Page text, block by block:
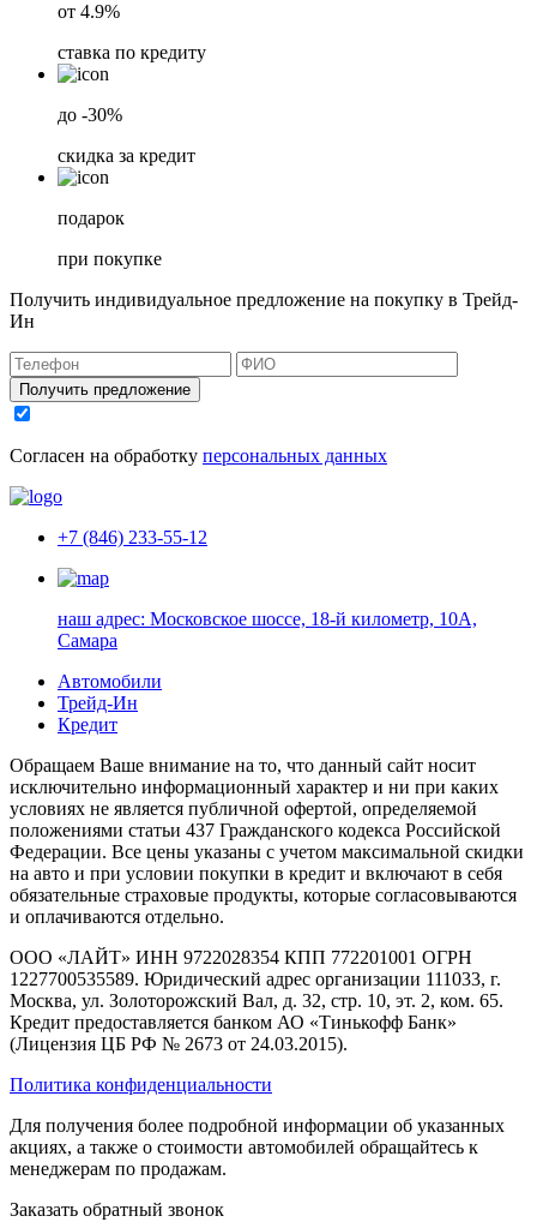
от 4.9%
ставка по кредиту
до -30%
скидка за кредит
подарок
при покупке
Получить индивидуальное предложение на покупку в Трейд-
Ин
Получить предложение
Согласен на обработку персональных данных
+7 (846) 233-55-12
наш адрес: Московское шоссе, 18-й километр, 10А,
Самара
Автомобили
Трейд-Ин
Кредит
Обращаем Ваше внимание на то, что данный сайт носит
исключительно информационный характер и ни при каких
условиях не является публичной офертой, определяемой
положениями статьи 437 Гражданского кодекса Российской
Федерации. Все цены указаны с учетом максимальной скидки
на авто и при условии покупки в кредит и включают в себя
обязательные страховые продукты, которые согласовываются
и оплачиваются отдельно.
ООО «ЛАЙТ» ИНН 9722028354 КПП 772201001 ОГРН
1227700535589. Юридический адрес организации 111033, г.
Москва, ул. Золоторожский Вал, д. 32, стр. 10, эт. 2, ком. 65.
Кредит предоставляется банком АО «Тинькофф Банк»
(Лицензия ЦБ РФ № 2673 от 24.03.2015).
Политика конфиденциальности
Для получения более подробной информации об указанных
акциях, а также о стоимости автомобилей обращайтесь к
менеджерам по продажам.
Заказать обратный звонок